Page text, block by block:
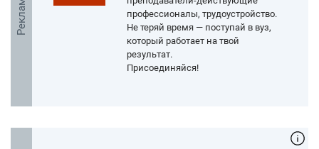
Реклама
профессионалы, трудоустройство.
Не теряй время — поступай в вуз,
который работает на твой
результат.
Присоединяйся!